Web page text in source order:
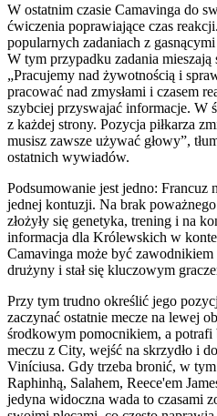
W ostatnim czasie Camavinga do
ćwiczenia poprawiające czas
popularnych zadaniach z
W tym przypadku zadania mieszają
„Pracujemy nad żywotnością i
pracować nad zmysłami i czasem
szybciej przyswajać informacje. W
z każdej strony. Pozycja piłkarza
musisz zawsze używać głowy”,
ostatnich wywiadów.
Podsumowanie jest jedno: Francuz
jednej kontuzji. Na brak
złożyły się genetyka, trening i na
informacja dla Królewskich w
Camavinga może być zawodnikiem
drużyny i stał się kluczowym
Przy tym trudno określić jego
zaczynać ostatnie mecze na lewej
środkowym pomocnikiem, a potrafi
meczu z City, wejść na skrzydło i
Viníciusa. Gdy trzeba bronić, w
Raphinhą, Salahem, Reece'em
jedyna widoczna wada to czasami